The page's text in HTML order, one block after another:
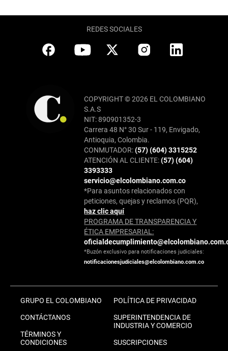
REDES SOCIALES
COPYRIGHT © 2026 EL COLOMBIANO
S.A.S
NIT: 890901352-3
Carrera 48 N° 30 Sur - 119, Envigado,
Antioquia, Colombia.
CONMUTADOR:(57) (604) 3315252
ATENCIÓN AL CLIENTE:(57) (604)
3393333
servicio@elcolombiano.com.co
*Para asuntos relacionados con
peticiones, quejas y reclamos (PQR),
haz clic aquí
PROGRAMA DE TRANSPARENCIA Y
ÉTICA EMPRESARIAL:
*Buzón exclusivo para notificaciones judiciales:
notificacionesjudiciales@elcolombiano.com.co
GRUPO EL COLOMBIANO
CONTÁCTANOS
TÉRMINOS Y
CONDICIONES
POLÍTICA DE PRIVACIDAD
SUPERINTENDENCIA DE
INDUSTRIA Y COMERCIO
SUSCRIPCIONES